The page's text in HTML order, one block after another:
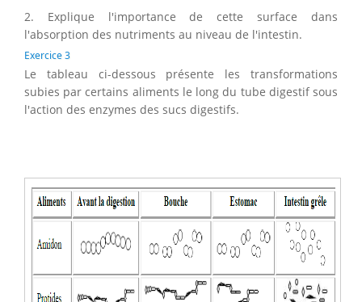
2. Explique l'importance de cette surface dans
l'absorption des nutriments au niveau de l'intestin.
Exercice 3
Le tableau ci-dessous présente les transformations
subies par certains aliments le long du tube digestif sous
l'action des enzymes des sucs digestifs.